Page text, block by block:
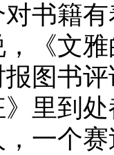
书籍
《文
书评
》里到
，一个